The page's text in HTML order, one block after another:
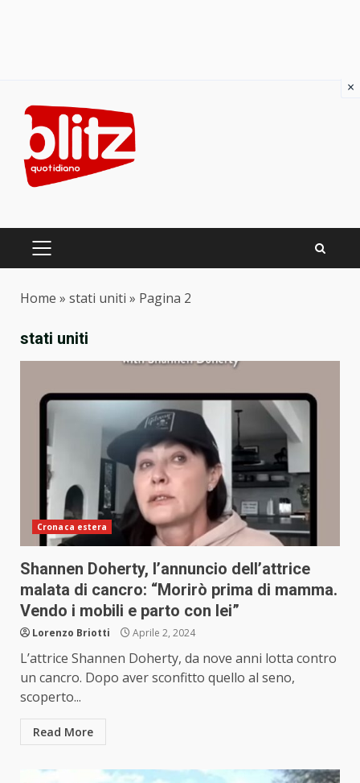
content
PRIMARY
Home » stati uniti » Pagina 2
stati uniti
Cronaca estera
Shannen Doherty, l’annuncio dell’attrice
malata di cancro: “Morirò prima di mamma.
Vendo i mobili e parto con lei”
Lorenzo Briotti Aprile 2, 2024
L’attrice Shannen Doherty, da nove anni lotta contro
un cancro. Dopo aver sconfitto quello al seno,
scoperto...
Read More
×